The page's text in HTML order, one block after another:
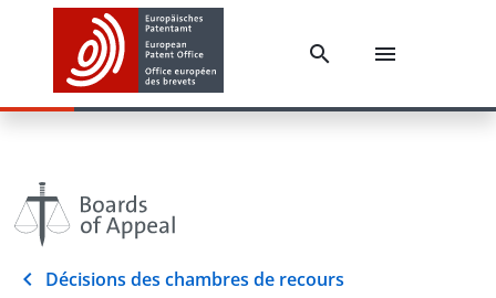
Décisions des chambres de recours